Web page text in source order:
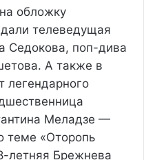
обложку
телеведущая
Седокова, поп-дива
А также в
легендарного
Меладзе —
теме «Оторопь
летняя Брежнева